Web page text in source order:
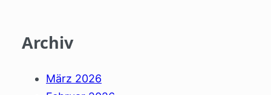
Archiv
März 2026